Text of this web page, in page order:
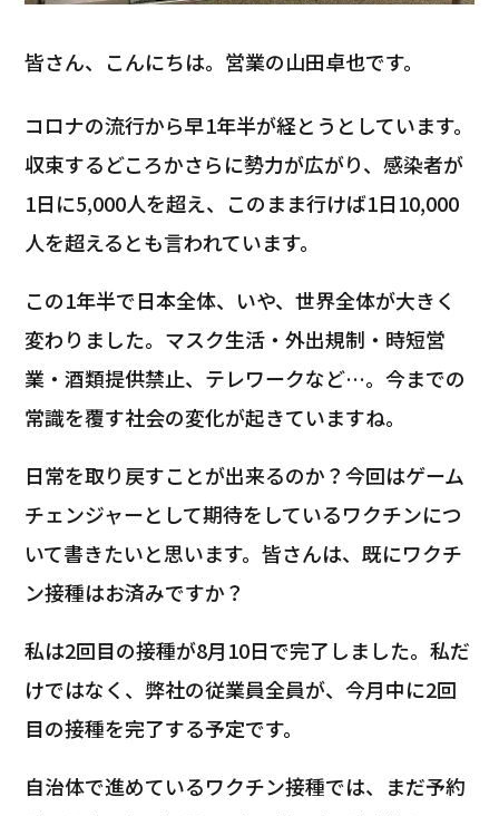
皆さん、こんにちは。営業の山田卓也です。
コロナの流行から早1年半が経とうとしています。
収束するどころかさらに勢力が広がり、感染者が
1日に5,000人を超え、このまま行けば1日10,000
人を超えるとも言われています。
この1年半で日本全体、いや、世界全体が大きく
変わりました。マスク生活・外出規制・時短営
業・酒類提供禁止、テレワークなど…。今までの
常識を覆す社会の変化が起きていますね。
日常を取り戻すことが出来るのか？今回はゲーム
チェンジャーとして期待をしているワクチンにつ
いて書きたいと思います。皆さんは、既にワクチ
ン接種はお済みですか？
私は2回目の接種が8月10日で完了しました。私だ
けではなく、弊社の従業員全員が、今月中に2回
目の接種を完了する予定です。
自治体で進めているワクチン接種では、まだ予約